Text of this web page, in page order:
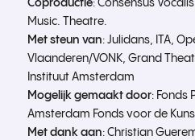
Coproductie: Consensus
Music. Theatre.
Met steun van: Julidans, ITA,
Vlaanderen/VONK, Grand
Instituut Amsterdam
Mogelijk gemaakt door: Fonds
Amsterdam Fonds voor de
Met dank aan: Christian